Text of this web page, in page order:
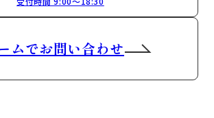
ムでお問い合わせ